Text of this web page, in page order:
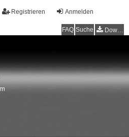
Anmelden
Registrieren
FAQ Suche Downloads